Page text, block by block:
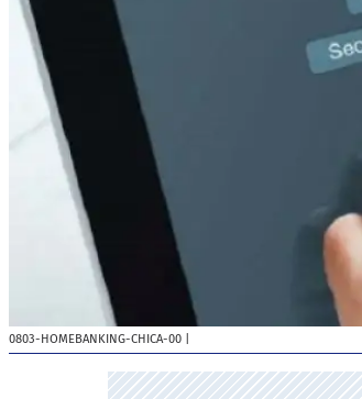
0803-HOMEBANKING-CHICA-00